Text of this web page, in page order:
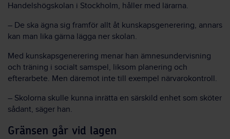
Handelshögskolan i Stockholm, håller med lärarna.
– De ska ägna sig framför allt åt kunskapsgenerering, annars
kan man lika gärna lägga ner skolan.
Med kunskapsgenerering menar han ämnesundervisning
och träning i socialt samspel, liksom planering och
efterarbete. Men däremot inte till exempel närvarokontroll.
– Skolorna skulle kunna inrätta en särskild enhet som sköter
sådant, säger han.
Gränsen går vid lagen